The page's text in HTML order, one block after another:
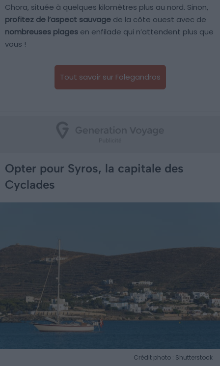
Chora, située à quelques kilomètres plus au nord. Sinon,
profitez de l’aspect sauvage de la côte ouest avec de
nombreuses plages en enfilade qui n’attendent plus que
vous !
Tout savoir sur Folegandros
Opter pour Syros, la capitale des
Cyclades
Crédit photo : Shutterstock